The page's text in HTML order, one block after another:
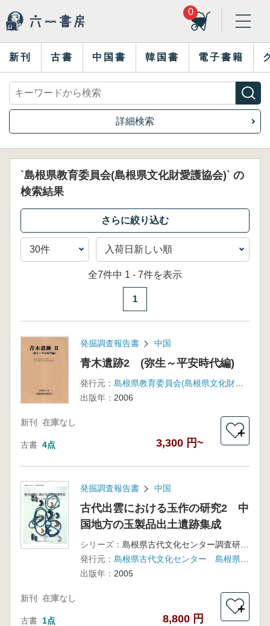
0
新刊 古書 中国書 韓国書 電子書籍
詳細検索
`島根県教育委員会(島根県文化財愛護協会)` の
検索結果
全7件中 1 - 7件を表示
1
発掘調査報告書 中国
青木遺跡2 (弥生～平安時代編)
発行元：
島根県教育委員会(島根県文化財愛護協会)
出版年： 2006
新刊 在庫なし
古書 4点 3,300 円~
＋
発掘調査報告書 中国
古代出雲における玉作の研究2 中
国地方の玉製品出土遺跡集成
シリーズ：
島根県古代文化センター調査研究報告書28
発行元：
出版年： 2005
新刊 在庫なし
古書 1点 8,800 円
＋